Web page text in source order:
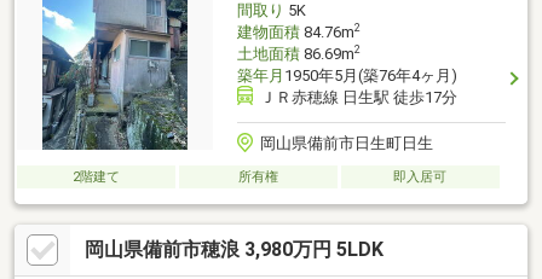
間取り 5K
建物面積84.76m2
土地面積86.69m2
築年月 1950年5月(築76年4ヶ月)
ＪＲ赤穂線 日生駅 徒歩17分
岡山県備前市日生町日生
2階建て 所有権 即入居可
岡山県備前市穂浪 3,980万円 5LDK